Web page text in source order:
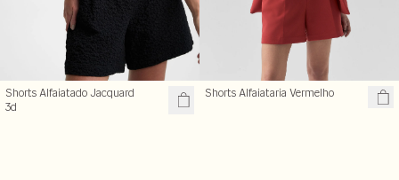
Shorts Alfaiatado Jacquard
3d
Shorts Alfaiataria Vermelho